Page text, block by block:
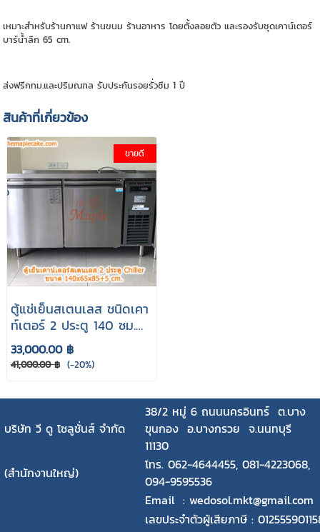
เหมาะสำหรับร้านกาแฟ ร้านขนม ร้านอาหาร โดยตั้งลอยตัว และรองรับชุดเคาน์เตอร์
บาร์น้ำลึก 65 cm.
ส่งฟรีกทม.และปริมณฑล รับประกันรอยรั่วซึม 1 ปี
สินค้าที่เกี่ยวข้อง
ขายดี
ตู้แช่เย็นสเตนเลส ชนิดเคา
ท์เตอร์ 2 ประตู 140 ซม.
รุ่น CPC2-1400CL-BR
33,000.00 ฿
41,000.00 ฿ (-20%)
บริษัท วี ดู โซลูชั่นส์ จำกัด
38/2 หมู่ 6 ถนนนครอินทร์ ต.บาง
ขุนกอง อ.บางกรวย จ.นนทบุรี
11130
(สำนักงานใหญ่)
โทร. 062-4644455, 081-4223068,
094-9595536
Email : wedosol.mkt@gmail.com
เลขประจำตัวผู้เสียภาษี :